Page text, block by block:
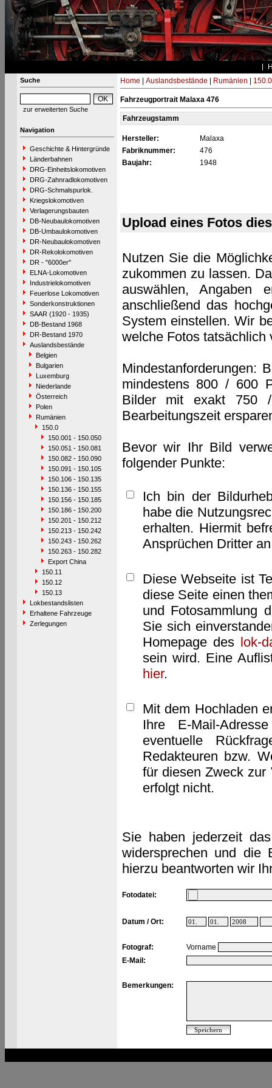
Suche
zur erweiterten Suche
Navigation
Geschichte & Hintergründe
Länderbahnen
DRG-Einheitslokomotiven
DRG-Zahnradlokomotiven
DRG-Schmalspurlok.
Kriegslokomotiven
Verlagerungsbauten
DB-Neubaulokomotiven
DB-Umbaulokomotiven
DR-Neubaulokomotiven
DR-Rekolokomotiven
DR - "6000er"
ELNA-Lokomotiven
Industrielokomotiven
Feuerlose Lokomotiven
Sonderkonstruktionen
SAAR (1920 - 1935)
DB-Bestand 1968
DR-Bestand 1970
Auslandsbestände
Belgien
Bulgarien
Luxemburg
Niederlande
Österreich
Polen
Rumänien
150.0
150.001 - 150.050
150.051 - 150.081
150.082 - 150.090
150.091 - 150.105
150.106 - 150.135
150.136 - 150.155
150.156 - 150.185
150.186 - 150.200
150.201 - 150.212
150.213 - 150.242
150.243 - 150.262
150.263 - 150.282
Export China
150.11
150.12
150.13
Lokbestandslisten
Erhaltene Fahrzeuge
Zerlegungen
Home Auslandsbestände Rumänien 150.0
Fahrzeugportrait Malaxa 476
Fahrzeugstamm
Hersteller:
Malaxa
Fabriknummer:
476
Baujahr:
1948
Upload eines Fotos
Nutzen Sie die
zukommen zu lassen.
auswählen, Angaben
anschließend das
System einstellen. Wir
welche Fotos tatsächlich
Mindestanforderungen:
mindestens 800 / 600
Bilder mit exakt 750
Bearbeitungszeit
Bevor wir Ihr Bild
folgender Punkte:
Ich bin der
habe die
erhalten. Hiermit
Ansprüchen Dritter
Diese Webseite ist
diese Seite einen
und Fotosammlung
Sie sich
Homepage des lok-
sein wird. Eine
hier.
Mit dem Hochladen
Ihre E-Mail-
eventuelle
Redakteuren bzw.
für diesen Zweck zur
erfolgt nicht.
Sie haben jederzeit
widersprechen und die
hierzu beantworten wir
Fotodatei:
Datum / Ort:
Fotograf:
Vorname
E-Mail:
Bemerkungen: